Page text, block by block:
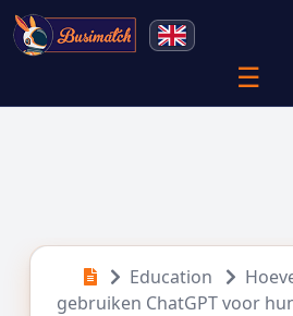
☰
Education
gebruiken ChatGPT voor